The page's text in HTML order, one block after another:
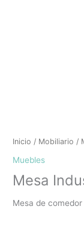
Inicio / Mobiliario /
Muebles
Mesa
Mesa de